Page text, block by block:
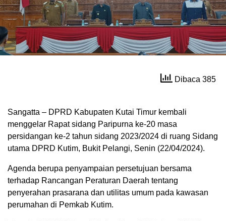
Dibaca 385
Sangatta – DPRD Kabupaten Kutai Timur kembali
menggelar Rapat sidang Paripurna ke-20 masa
persidangan ke-2 tahun sidang 2023/2024 di ruang Sidang
utama DPRD Kutim, Bukit Pelangi, Senin (22/04/2024).
Agenda berupa penyampaian persetujuan bersama
terhadap Rancangan Peraturan Daerah tentang
penyerahan prasarana dan utilitas umum pada kawasan
perumahan di Pemkab Kutim.